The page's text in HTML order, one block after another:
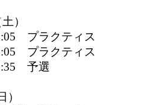
）
プラクティス
プラクティス
予選
）